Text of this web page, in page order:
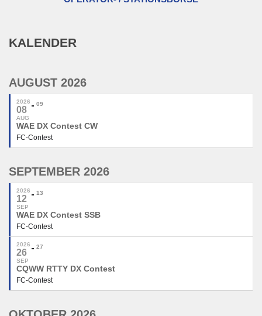
KALENDER
AUGUST 2026
2026
08
AUG
09
WAE DX Contest CW
FC-Contest
SEPTEMBER 2026
2026
12
SEP
13
WAE DX Contest SSB
FC-Contest
2026
26
SEP
27
CQWW RTTY DX Contest
FC-Contest